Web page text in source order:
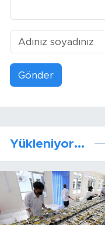
Gönder
Yükleniyor...